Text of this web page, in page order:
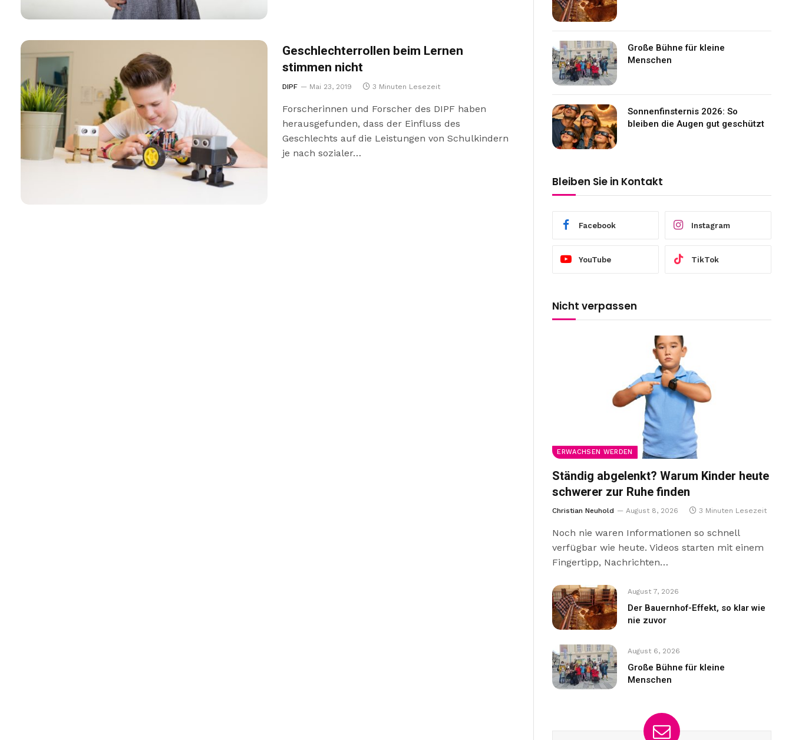
Geschlechterrollen beim Lernen
stimmen nicht
DIPF Mai 23, 2019 3 Minuten Lesezeit
Forscherinnen und Forscher des DIPF haben
herausgefunden, dass der Einfluss des
Geschlechts auf die Leistungen von Schulkindern
je nach sozialer…
Große Bühne für kleine
Menschen
Sonnenfinsternis 2026: So
bleiben die Augen gut geschützt
Bleiben Sie in Kontakt
Facebook Instagram
YouTube TikTok
Nicht verpassen
ERWACHSEN WERDEN
Ständig abgelenkt? Warum Kinder heute
schwerer zur Ruhe finden
Christian Neuhold August 8, 2026 3 Minuten Lesezeit
Noch nie waren Informationen so schnell
verfügbar wie heute. Videos starten mit einem
Fingertipp, Nachrichten…
August 7, 2026
Der Bauernhof-Effekt, so klar wie
nie zuvor
August 6, 2026
Große Bühne für kleine
Menschen